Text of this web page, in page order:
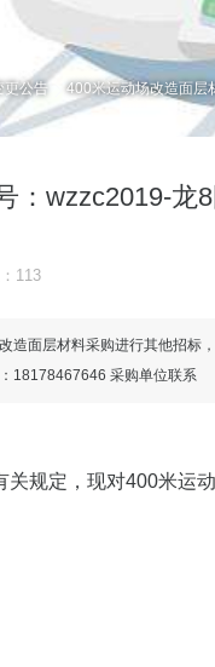
更公告 400米运动场改造面层
：wzzc2019-龙
113
面层材料采购进行其他招标
18178467646 采购单位联系
规定，现对400米运